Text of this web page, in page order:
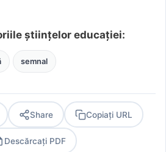
științelor educației:
semnal
Share Copiați URL
Descărcați PDF